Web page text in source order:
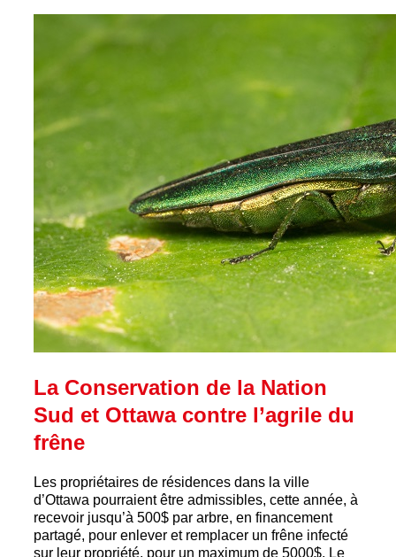
La Conservation de la Nation
Sud et Ottawa contre l’agrile du
frêne
Les propriétaires de résidences dans la ville
d’Ottawa pourraient être admissibles, cette année, à
recevoir jusqu’à 500$ par arbre, en financement
partagé, pour enlever et remplacer un frêne infecté
sur leur propriété, pour un maximum de 5000$. Le